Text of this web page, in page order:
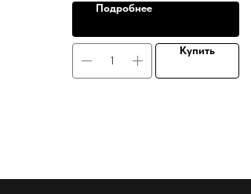
Подробнее
Купить